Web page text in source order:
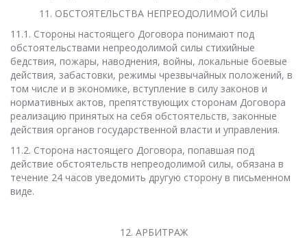
11. ОБСТОЯТЕЛЬСТВА НЕПРЕОДОЛИМОЙ СИЛЫ
11.1. Стороны настоящего Договора понимают под
обстоятельствами непреодолимой силы стихийные
бедствия, пожары, наводнения, войны, локальные боевые
действия, забастовки, режимы чрезвычайных положений, в
том числе и в экономике, вступление в силу законов и
нормативных актов, препятствующих сторонам Договора
реализацию принятых на себя обстоятельств, законные
действия органов государственной власти и управления.
11.2. Сторона настоящего Договора, попавшая под
действие обстоятельств непреодолимой силы, обязана в
течение 24 часов уведомить другую сторону в письменном
виде.
12. АРБИТРАЖ